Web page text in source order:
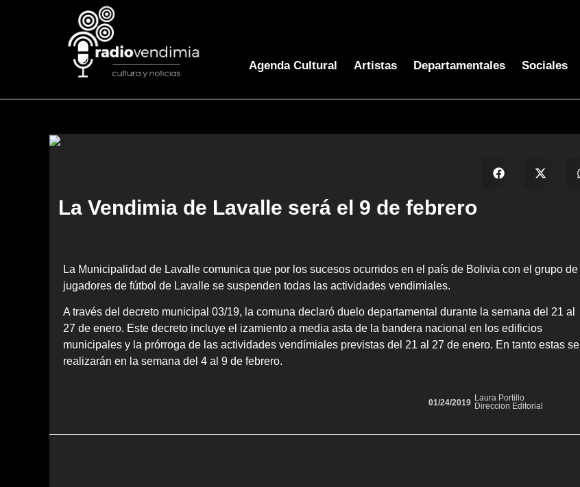
Agenda Cultural Artistas Departamentales Sociales
La Vendimia de Lavalle será el 9 de febrero
La Municipalidad de Lavalle comunica que por los sucesos ocurridos en el país de Bolivia con el grupo de
jugadores de fútbol de Lavalle se suspenden todas las actividades vendimiales.
A través del decreto municipal 03/19, la comuna declaró duelo departamental durante la semana del 21 al
27 de enero. Este decreto incluye el izamiento a media asta de la bandera nacional en los edificios
municipales y la prórroga de las actividades vendímiales previstas del 21 al 27 de enero. En tanto estas se
realizarán en la semana del 4 al 9 de febrero.
Laura Portillo
Direccion Editorial
01/24/2019